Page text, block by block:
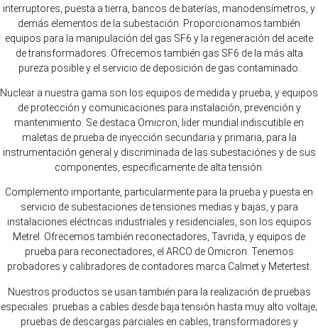
interruptores, puesta a tierra, bancos de baterías, manodensímetros, y
demás elementos de la subestación. Proporcionamos también
equipos para la manipulación del gas SF6 y la regeneración del aceite
de transformadores. Ofrecemos también gas SF6 de la más alta
pureza posible y el servicio de deposición de gas contaminado.
Nuclear a nuestra gama son los equipos de medida y prueba, y equipos
de protección y comunicaciones para instalación, prevención y
mantenimiento. Se destaca Omicron, lider mundial indiscutible en
maletas de prueba de inyección secundaria y primaria, para la
instrumentación general y discriminada de las subestaciónes y de sus
componentes, especificamente de alta tensión.
Complemento importante, particularmente para la prueba y puesta en
servicio de subestaciones de tensiones medias y bajas, y para
instalaciones eléctricas industriales y residenciales, son los equipos
Metrel. Ofrecemos también reconectadores, Tavrida, y equipos de
prueba para reconectadores, el ARCO de Omicron. Tenemos
probadores y calibradores de contadores marca Calmet y Metertest.
Nuestros productos se usan también para la realización de pruebas
especiales: pruebas a cables desde baja tensión hasta muy alto voltaje;
pruebas de descargas parciales en cables, transformadores y